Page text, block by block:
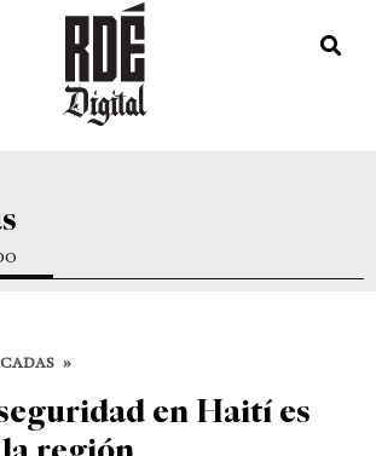
»
en Haití es